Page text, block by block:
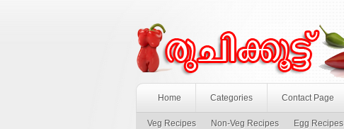
Home Categories Contact Page
Veg Recipes Non-Veg Recipes Egg Recipes